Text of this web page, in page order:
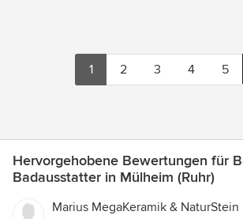
1 2 3 4 5
Hervorgehobene Bewertungen für
Badausstatter in Mülheim (Ruhr)
Marius MegaKeramik & NaturStein